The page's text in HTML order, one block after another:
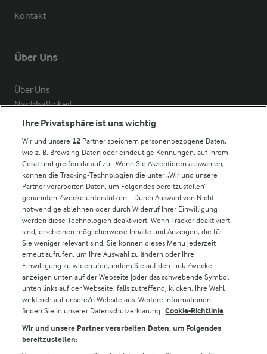
Kontakt
Über Uns
Über Uns
Nachhaltigkeit
Compliance
Arla in anderen Ländern
Weitere Arla Websites
Castello
Lurpak
Arla Pro
Für unsere Landwirt:innen
Folge uns!
Ihre Privatsphäre ist uns wichtig
Wir und unsere 12 Partner speichern personenbezogene Daten,
wie z. B. Browsing-Daten oder eindeutige Kennungen, auf Ihrem
Gerät und greifen darauf zu . Wenn Sie Akzeptieren auswählen,
können die Tracking-Technologien die unter „Wir und unsere
Partner verarbeiten Daten, um Folgendes bereitzustellen“
genannten Zwecke unterstützen. . Durch Auswahl von Nicht
notwendige ablehnen oder durch Widerruf Ihrer Einwilligung
werden diese Technologien deaktiviert. Wenn Tracker deaktiviert
sind, erscheinen möglicherweise Inhalte und Anzeigen, die für
Sie weniger relevant sind. Sie können dieses Menü jederzeit
erneut aufrufen, um Ihre Auswahl zu ändern oder Ihre
Einwilligung zu widerrufen, indem Sie auf den Link Zwecke
anzeigen unten auf der Webseite [oder das schwebende Symbol
unten links auf der Webseite, falls zutreffend] klicken. Ihre Wahl
wirkt sich auf unsere/n Website aus. Weitere Informationen
finden Sie in unserer Datenschutzerklärung. Cookie-Richtlinie
Wir und unsere Partner verarbeiten Daten, um Folgendes
bereitzustellen: